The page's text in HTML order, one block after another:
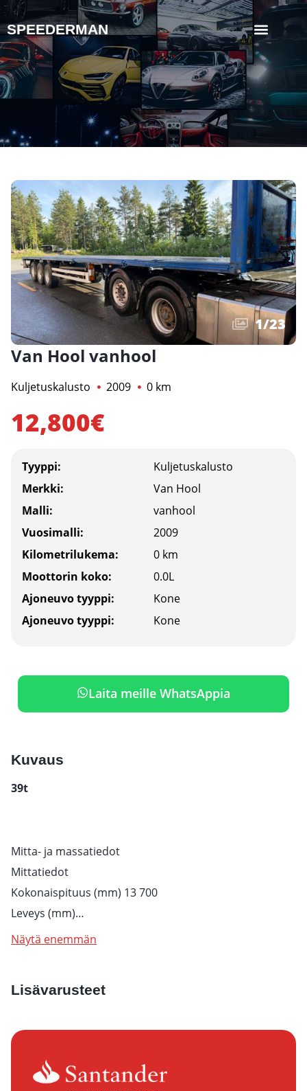
SPEEDERMAN
1/23
Van Hool vanhool
Kuljetuskalusto 2009 0 km
12,800€
Tyyppi:
Kuljetuskalusto
Merkki:
Van Hool
Malli:
vanhool
Vuosimalli:
2009
Kilometrilukema:
0 km
Moottorin koko:
0.0L
Ajoneuvo tyyppi:
Kone
Ajoneuvo tyyppi:
Kone
Laita meille WhatsAppia
Kuvaus
39t
Mitta- ja massatiedot
Mittatiedot
Kokonaispituus (mm) 13 700
Leveys (mm)…
Näytä enemmän
Lisävarusteet